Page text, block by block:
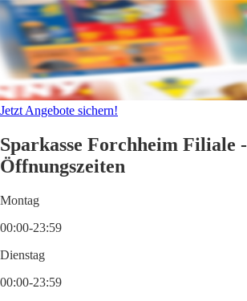
Jetzt Angebote sichern!
Sparkasse Forchheim Filiale -
Öffnungszeiten
Montag
00:00-23:59
Dienstag
00:00-23:59